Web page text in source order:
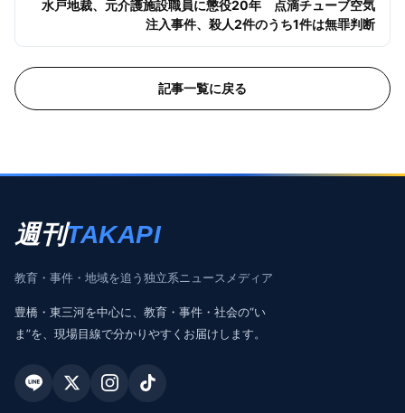
水戸地裁、元介護施設職員に懲役20年 点滴チューブ空気
注入事件、殺人2件のうち1件は無罪判断
記事一覧に戻る
週刊TAKAPI
教育・事件・地域を追う独立系ニュースメディア
豊橋・東三河を中心に、教育・事件・社会の“い
ま”を、現場目線で分かりやすくお届けします。